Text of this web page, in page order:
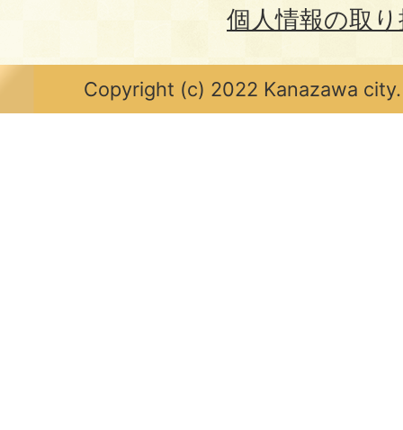
個人情報の取
Copyright (c) 2022 Kanazawa